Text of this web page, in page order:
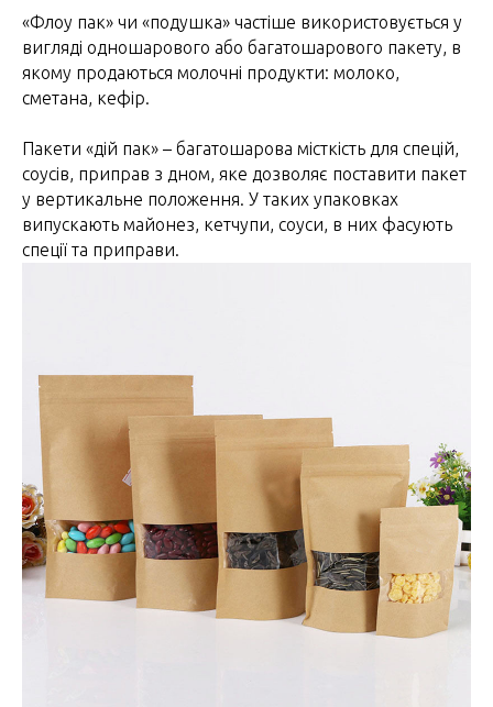
«Флоу пак» чи «подушка» частіше використовується у
вигляді одношарового або багатошарового пакету, в
якому продаються молочні продукти: молоко,
сметана, кефір.
Пакети «дій пак» – багатошарова місткість для спецій,
соусів, приправ з дном, яке дозволяє поставити пакет
у вертикальне положення. У таких упаковках
випускають майонез, кетчупи, соуси, в них фасують
спеції та приправи.